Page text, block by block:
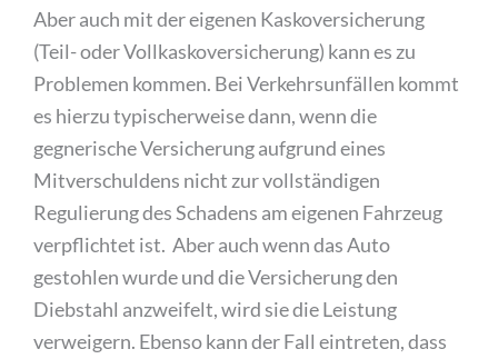
Aber auch mit der eigenen Kaskoversicherung
(Teil- oder Vollkaskoversicherung) kann es zu
Problemen kommen. Bei Verkehrsunfällen kommt
es hierzu typischerweise dann, wenn die
gegnerische Versicherung aufgrund eines
Mitverschuldens nicht zur vollständigen
Regulierung des Schadens am eigenen Fahrzeug
verpflichtet ist. Aber auch wenn das Auto
gestohlen wurde und die Versicherung den
Diebstahl anzweifelt, wird sie die Leistung
verweigern. Ebenso kann der Fall eintreten, dass